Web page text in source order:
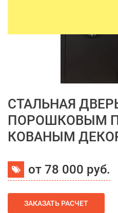
СТАЛЬНАЯ
ПОРОШКОВЫМ
КОВАНЫМ
от 78 000 руб.
ЗАКАЗАТЬ РАСЧЕТ